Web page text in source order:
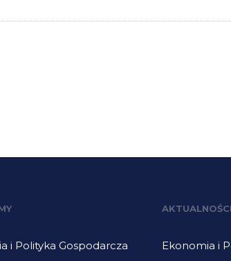
i Polityka Gospodarcza
AKTUALNOŚCI
Ekonomia i